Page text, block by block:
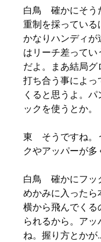
白鳥 確かにそう
重制を採っている
かなりハンディが
はリーチ差って
だよ。まあ結局
打ち合う事によっ
くると思うよ。
ックを使うとか。
東 そうですね。
クやアッパーが多
白鳥 確かにフッ
めかみに入ったら
横から飛んでくる
られるから。ア
ね。握り方とか